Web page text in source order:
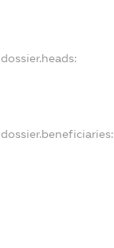
dossier.heads:
dossier.beneficiaries: